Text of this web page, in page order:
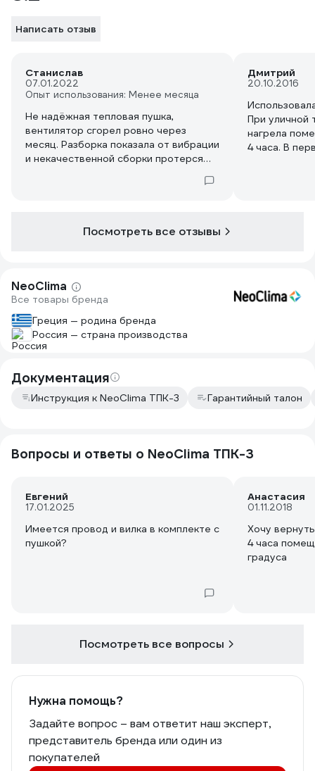
Написать отзыв
Станислав
07.01.2022
Опыт использования: Менее месяца
Не надёжная тепловая пушка,
вентилятор сгорел ровно через
месяц. Разборка показала от вибрации
и некачественной сборки протерся
замкнуло на корпус. Не рекомендую к
Дмитрий
20.10.2016
При уличной
нагрела
4 часа. В
Посмотреть все отзывы
NeoClima
Все товары бренда
Греция — родина бренда
Россия — страна производства
Документация
Инструкция к NeoClima ТПК-3 Гарантийный талон
Вопросы и ответы о NeoClima ТПК-3
Евгений
17.01.2025
Имеется провод и вилка в комплекте с
пушкой?
Анастасия
01.11.2018
Хочу
4 часа
градуса
Посмотреть все вопросы
Нужна помощь?
Задайте вопрос – вам ответит наш эксперт,
представитель бренда или один из
покупателей